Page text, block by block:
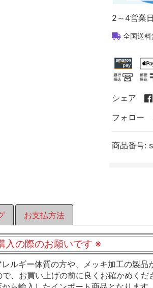
2～4営業
全国送
シェア
フォロー
商品番号:
お支払方法
入の際のお願いです ※
ルギー体質の方や、メッキ加工の製品
、お買い上げの前に良くお確かめくだ